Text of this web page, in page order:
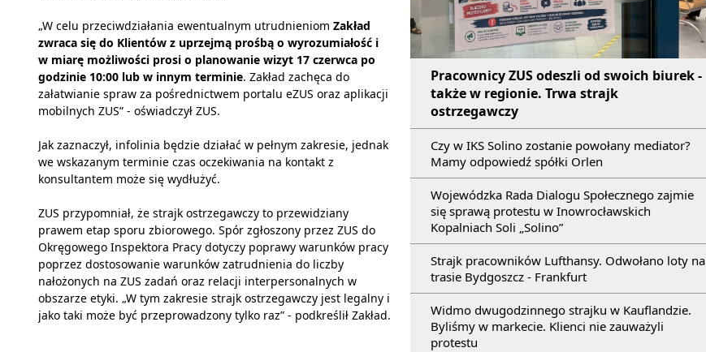
Pracownicy ZUS odeszli od swoich biurek -
także w regionie. Trwa strajk
ostrzegawczy
Czy w IKS Solino zostanie powołany mediator?
Mamy odpowiedź spółki Orlen
Wojewódzka Rada Dialogu Społecznego zajmie
się sprawą protestu w Inowrocławskich
Kopalniach Soli „Solino”
Strajk pracowników Lufthansy. Odwołano loty na
trasie Bydgoszcz - Frankfurt
Widmo dwugodzinnego strajku w Kauflandzie.
Byliśmy w markecie. Klienci nie zauważyli
protestu
„W celu przeciwdziałania ewentualnym utrudnieniom Zakład
zwraca się do Klientów z uprzejmą prośbą o wyrozumiałość i
w miarę możliwości prosi o planowanie wizyt 17 czerwca po
godzinie 10:00 lub w innym terminie. Zakład zachęca do
załatwianie spraw za pośrednictwem portalu eZUS oraz aplikacji
mobilnych ZUS” - oświadczył ZUS.
Jak zaznaczył, infolinia będzie działać w pełnym zakresie, jednak
we wskazanym terminie czas oczekiwania na kontakt z
konsultantem może się wydłużyć.
ZUS przypomniał, że strajk ostrzegawczy to przewidziany
prawem etap sporu zbiorowego. Spór zgłoszony przez ZUS do
Okręgowego Inspektora Pracy dotyczy poprawy warunków pracy
poprzez dostosowanie warunków zatrudnienia do liczby
nałożonych na ZUS zadań oraz relacji interpersonalnych w
obszarze etyki. „W tym zakresie strajk ostrzegawczy jest legalny i
jako taki może być przeprowadzony tylko raz” - podkreślił Zakład.